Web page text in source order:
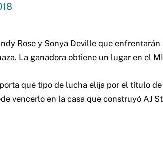
Rose y Sonya Deville que
La ganadora obtiene un lugar en el
qué tipo de lucha elija por el título
vencerlo en la casa que construyó AJ